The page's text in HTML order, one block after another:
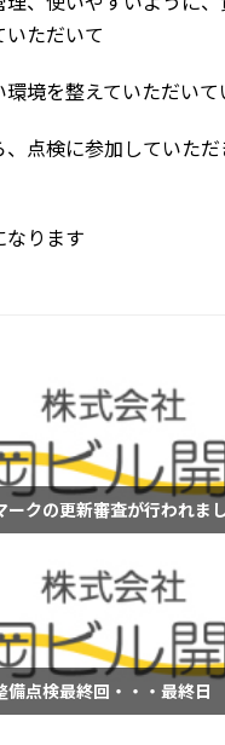
ただいて
境を整えていただいて
点検に参加していた
なります
ークの更新審査が行われま
備点検最終回・・・最終日